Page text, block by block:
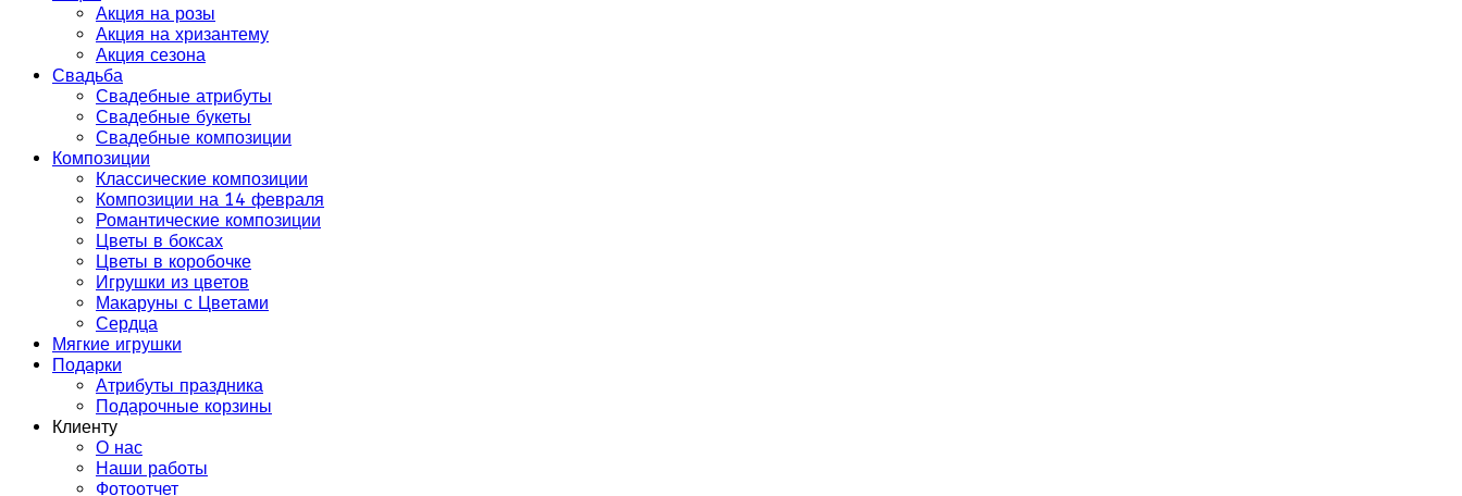
Акция на розы
Акция на хризантему
Акция сезона
Свадьба
Свадебные атрибуты
Свадебные букеты
Свадебные композиции
Композиции
Классические композиции
Композиции на 14 февраля
Романтические композиции
Цветы в боксах
Цветы в коробочке
Игрушки из цветов
Макаруны с Цветами
Сердца
Мягкие игрушки
Подарки
Атрибуты праздника
Подарочные корзины
Клиенту
О нас
Наши работы
Фотоотчет